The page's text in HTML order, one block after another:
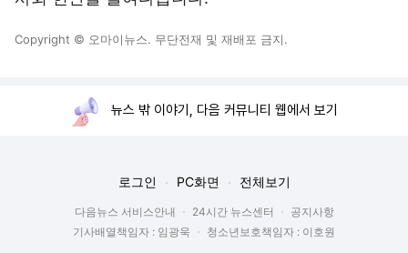
Copyright © 오마이뉴스. 무단전재 및 재배포 금지.
뉴스 밖 이야기, 다음 커뮤니티 웹에서 보기
로그인 PC화면 전체보기
다음뉴스 서비스안내 24시간 뉴스센터
공지사항
기사배열책임자 : 임광욱
청소년보호책임자 : 이호원